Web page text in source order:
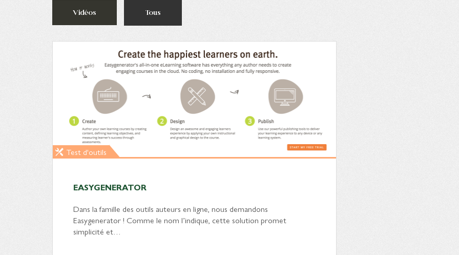
Vidéos Tous
Test d'outils
EASYGENERATOR
Dans la famille des outils auteurs en ligne, nous demandons
Easygenerator ! Comme le nom l’indique, cette solution promet
simplicité et…